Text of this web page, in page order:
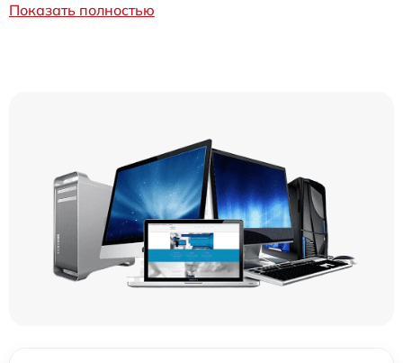
Показать полностью